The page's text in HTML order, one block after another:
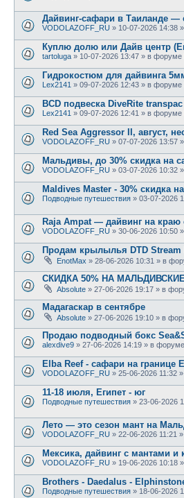
Дайвинг-сафари в Таиланде —
VODOLAZOFF_RU » 10-07-2026 14:38
Куплю долю или Дайв центр
tartoluga » 10-07-2026 13:47 » в форуме
Гидрокостюм для дайвинга
Lex2141 » 09-07-2026 12:43 » в форуме
BCD подвеска DiveRite transpac
Lex2141 » 09-07-2026 12:41 » в форуме
Red Sea Aggressor II, август,
VODOLAZOFF_RU » 07-07-2026 13:57
Мальдивы, до 30% скидка на
VODOLAZOFF_RU » 03-07-2026 10:32
Maldives Master - 30% скидка
Подводные путешествия » 03-07-2026
Raja Ampat — дайвинг на краю
VODOLAZOFF_RU » 30-06-2026 10:50
Продам крылылья DTD Stream
EnotMax » 28-06-2026 10:31 » в
СКИДКА 50% НА
Absolute » 27-06-2026 19:17 » в
Мадагаскар в сентябре
Absolute » 27-06-2026 19:10 » в
Продаю подводный бокс
alexdive9 » 27-06-2026 14:19 » в форуме
Elba Reef - сафари на границе
VODOLAZOFF_RU » 25-06-2026 11:32
11-18 июля, Египет - юг
Подводные путешествия » 23-06-2026
Лето — это сезон мант на
VODOLAZOFF_RU » 22-06-2026 11:21
Мексика, дайвинг с мантами и
VODOLAZOFF_RU » 19-06-2026 10:18
Brothers - Daedalus -
Подводные путешествия » 18-06-2026